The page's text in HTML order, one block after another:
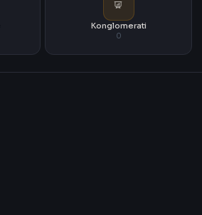
Konglomerati
0